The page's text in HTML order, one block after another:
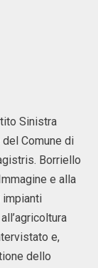
Sinistra
Comune di
Borriello
e alla
impianti
e,
dello